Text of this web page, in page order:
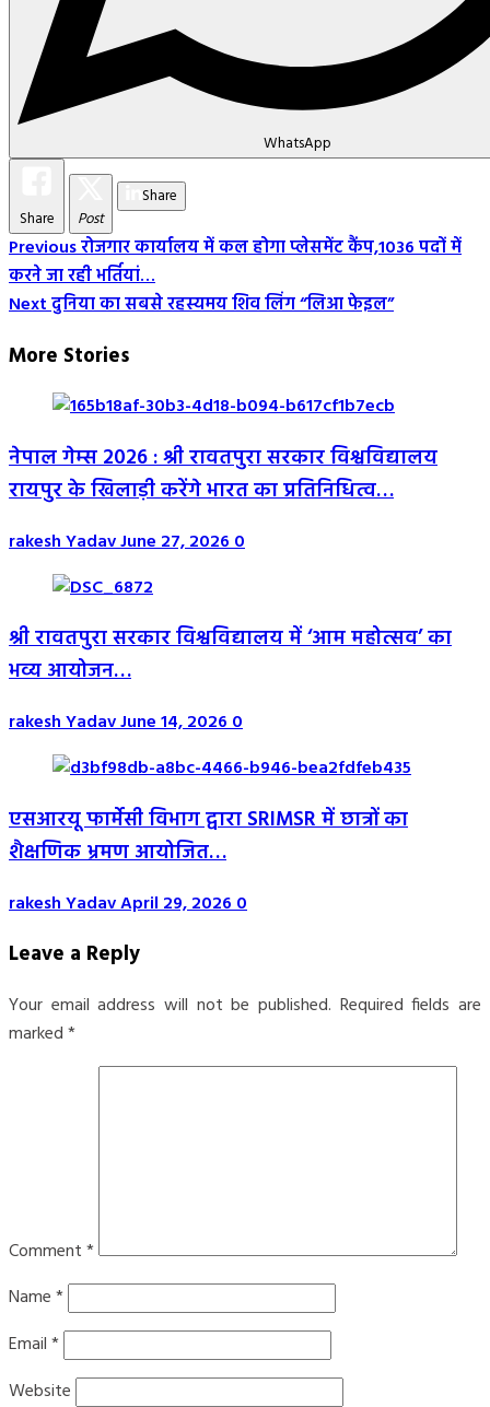
WhatsApp
Share Post
Share
Post
Navigation
Previousरोजगार कार्यालय में कल होगा प्लेसमेंट कैंप,1036 पदों में
करने जा रही भर्तियां…
Nextदुनिया का सबसे रहस्यमय शिव लिंग “लिआ फेइल”
More Stories
नेपाल गेम्स 2026 : श्री रावतपुरा सरकार विश्वविद्यालय
रायपुर के खिलाड़ी करेंगे भारत का प्रतिनिधित्व…
rakesh YadavJune 27, 20260
श्री रावतपुरा सरकार विश्वविद्यालय में ‘आम महोत्सव’ का
भव्य आयोजन…
rakesh YadavJune 14, 20260
एसआरयू फार्मेसी विभाग द्वारा SRIMSR में छात्रों का
शैक्षणिक भ्रमण आयोजित…
rakesh YadavApril 29, 20260
Leave a Reply
Your email address will not be published. Required fields are
marked*
Comment*
Name*
Email*
Website